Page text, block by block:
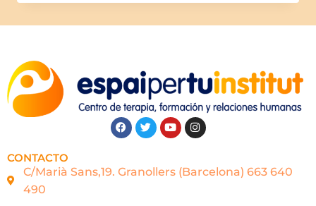
CONTACTO
C/Marià Sans,19. Granollers (Barcelona) 663 640
490